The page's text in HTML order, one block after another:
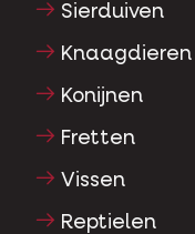
Sierduiven
Knaagdieren
Konijnen
Fretten
Vissen
Reptielen